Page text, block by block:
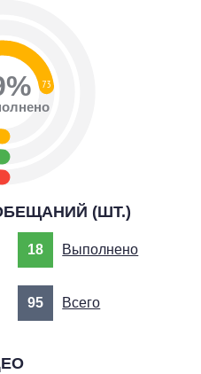
73
(ШТ.)
18 Выполнено
95 Всего